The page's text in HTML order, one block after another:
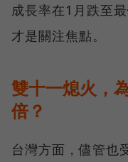
成長率在1月跌至
才是關注焦點。
雙十一熄火，
倍？
台灣方面，儘管也